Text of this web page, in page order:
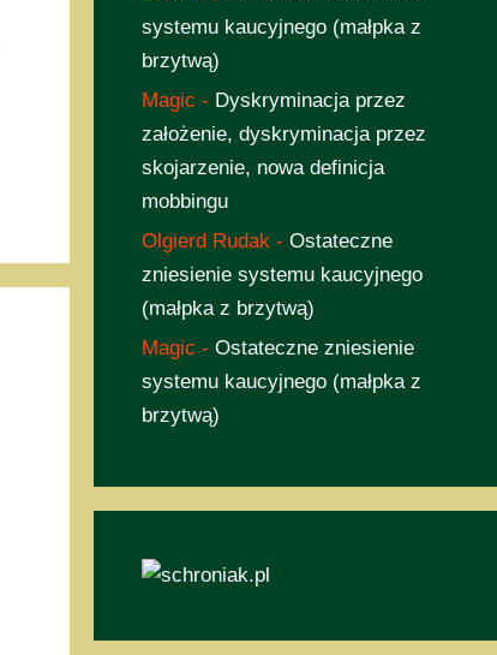
systemu kaucyjnego (małpka z
brzytwą)
Magic - Dyskryminacja przez
założenie, dyskryminacja przez
skojarzenie, nowa definicja
mobbingu
Olgierd Rudak - Ostateczne
zniesienie systemu kaucyjnego
(małpka z brzytwą)
Magic - Ostateczne zniesienie
systemu kaucyjnego (małpka z
brzytwą)